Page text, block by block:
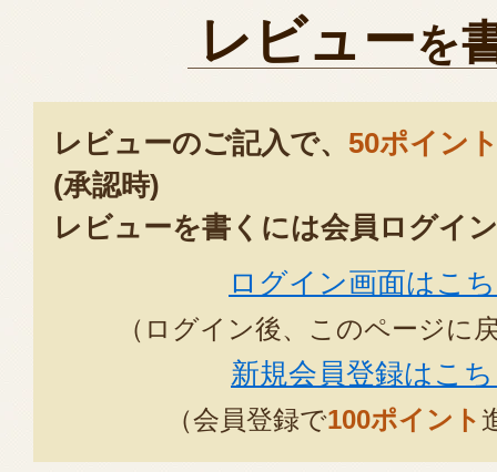
レビューを
レビューのご記入で、 50ポイン
(承認時)
レビューを書くには会員ログイ
ログイン画面はこ
（ログイン後、このページに
新規会員登録はこ
（会員登録で100ポイント